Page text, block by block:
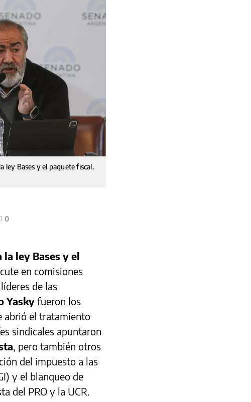
ley Bases y el paquete fiscal.
0
la ley Bases y el
en comisiones
de las
Yasky fueron los
abrió el tratamiento
sindicales apuntaron
, pero también otros
del impuesto a las
y el blanqueo de
del PRO y la UCR.